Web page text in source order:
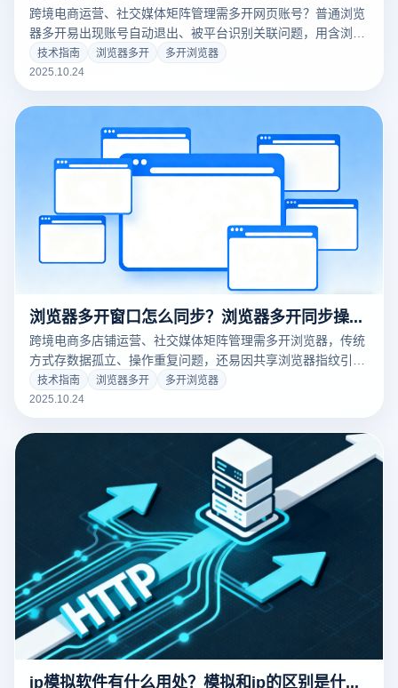
跨境电商运营、社交媒体矩阵管理需多开网页账号？普通浏览
器多开易出现账号自动退出、被平台识别关联问题，用含浏览
器指纹隔离技术的专业多开浏览器可解决，详解实现方法及云
登多开浏览器优势。
技术指南 浏览器多开
多开浏览器
2025.10.24
浏览器多开窗口怎么同步？浏览器多开同步操作方法
跨境电商多店铺运营、社交媒体矩阵管理需多开浏览器，传统
方式存数据孤立、操作重复问题，还易因共享浏览器指纹引发
账号关联风险，指纹浏览器又常缺同步功能；云登多开浏览器
融合多开隔离与高效同步，兼顾安全与效率。
技术指南 浏览器多开
多开浏览器
2025.10.24
ip模拟软件有什么用处？模拟和ip的区别是什么？